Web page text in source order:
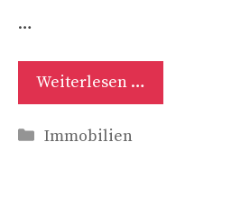
…
Weiterlesen …
Kategorien
Immobilien